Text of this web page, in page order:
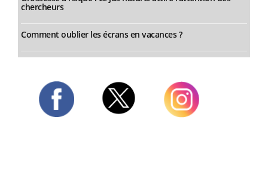
chercheurs
Comment oublier les écrans en vacances ?